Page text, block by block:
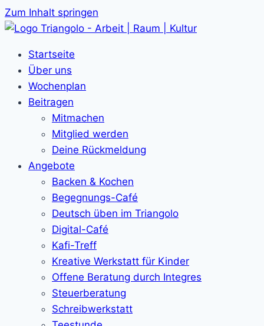
Zum Inhalt springen
Startseite
Über uns
Wochenplan
Beitragen
Mitmachen
Mitglied werden
Deine Rückmeldung
Angebote
Backen & Kochen
Begegnungs-Café
Deutsch üben im Triangolo
Digital-Café
Kafi-Treff
Kreative Werkstatt für Kinder
Offene Beratung durch Integres
Steuerberatung
Schreibwerkstatt